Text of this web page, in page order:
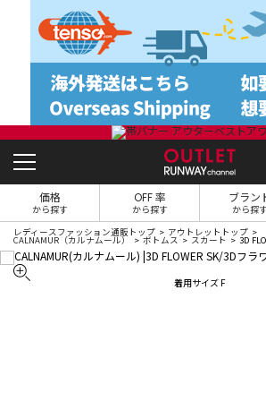
価格
から探す
OFF 率
から探す
ブラン
から探す
レディースファッション通販トップ アウトレットトップ
CALNAMUR（カルナムール） ボトムス スカート 3D
着用サイズ F